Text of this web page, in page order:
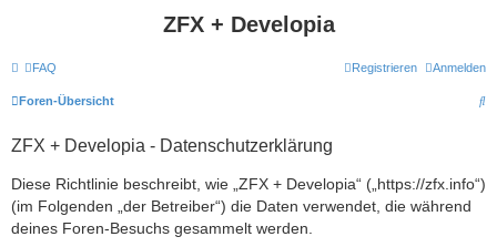
ZFX + Developia
FAQ Anmelden
Registrieren
Foren-Übersicht
S
ZFX + Developia - Datenschutzerklärung
Diese Richtlinie beschreibt, wie „ZFX + Developia“ („https://zfx.info“)
(im Folgenden „der Betreiber“) die Daten verwendet, die während
deines Foren-Besuchs gesammelt werden.